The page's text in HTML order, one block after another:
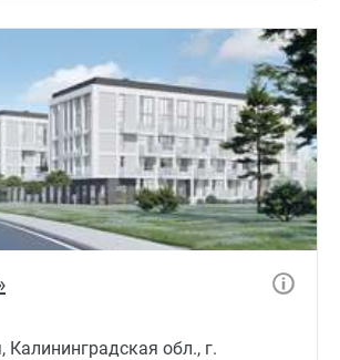
Калининградская обл., г.